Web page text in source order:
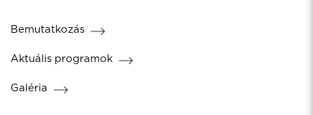
Bemutatkozás
Aktuális programok
Galéria